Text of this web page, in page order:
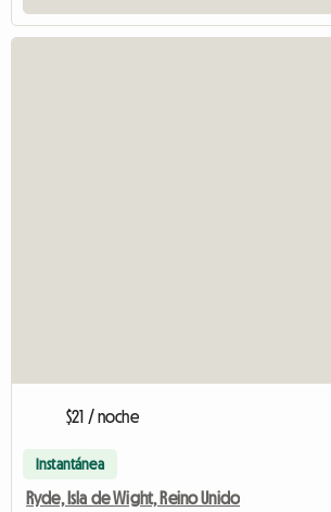
$21 / noche
Instantánea
Ryde, Isla de Wight, Reino Unido